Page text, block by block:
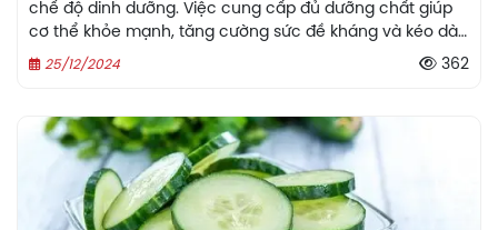
chế độ dinh dưỡng. Việc cung cấp đủ dưỡng chất giúp
cơ thể khỏe mạnh, tăng cường sức đề kháng và kéo dài
tuổi thọ. Vậy làm thế nào để xây dựng một chế độ dinh
25/12/2024 362